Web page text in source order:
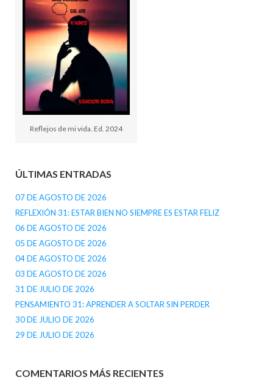
Reflejos de mi vida. Ed. 2024
ÚLTIMAS ENTRADAS
07 DE AGOSTO DE 2026
REFLEXIÓN 31: ESTAR BIEN NO SIEMPRE ES ESTAR FELIZ
06 DE AGOSTO DE 2026
05 DE AGOSTO DE 2026
04 DE AGOSTO DE 2026
03 DE AGOSTO DE 2026
31 DE JULIO DE 2026
PENSAMIENTO 31: APRENDER A SOLTAR SIN PERDER
30 DE JULIO DE 2026
29 DE JULIO DE 2026
COMENTARIOS MÁS RECIENTES